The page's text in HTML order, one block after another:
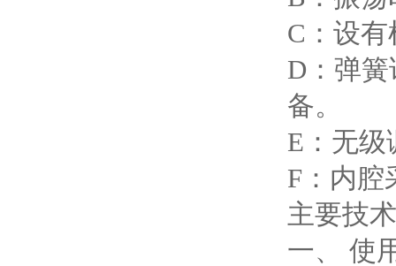
C：设
D：弹
备。
E：无级
F：内腔
主要技
一、 使